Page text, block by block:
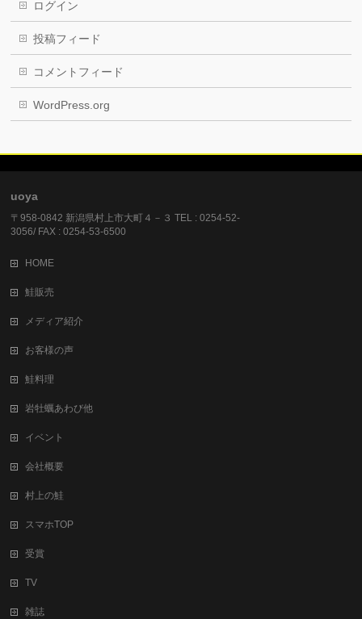
ログイン
投稿フィード
コメントフィード
WordPress.org
uoya
〒958-0842 新潟県村上市大町４－３ TEL : 0254-52-
3056/ FAX : 0254-53-6500
HOME
鮭販売
メディア紹介
お客様の声
鮭料理
岩牡蠣あわび他
イベント
会社概要
村上の鮭
スマホTOP
受賞
TV
雑誌